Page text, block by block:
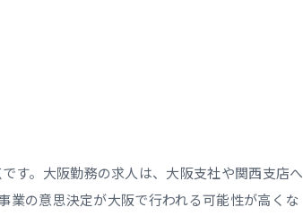
す。大阪勤務の求人は、大阪支社や関西支店へ
業の意思決定が大阪で行われる可能性が高くな